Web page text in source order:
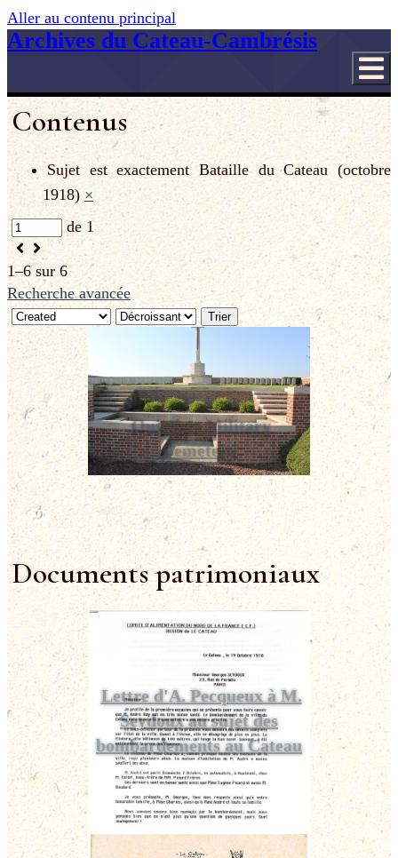
Aller au contenu principal
Archives du Cateau-Cambrésis
Contenus
Sujet est exactement Bataille du Cateau (octobre
1918) ×
de 1
1–6 sur 6
Recherche avancée
Trier
Quietiste Military
Cemetery
Documents patrimoniaux
Lettre d'A. Pecqueux à M.
Seydoux au sujet des
bombardements au Cateau